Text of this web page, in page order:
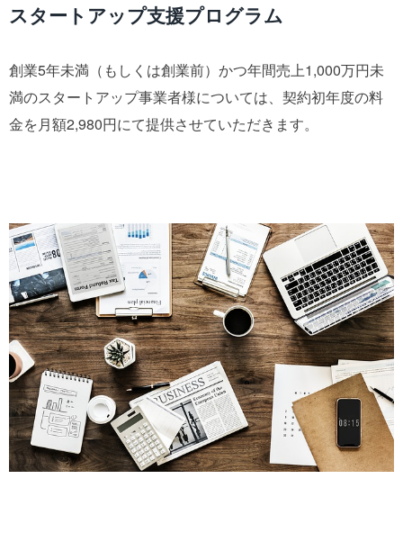
スタートアップ支援プログラム
創業5年未満（もしくは創業前）かつ年間売上1,000万円未
満のスタートアップ事業者様については、契約初年度の料
金を月額2,980円にて提供させていただきます。